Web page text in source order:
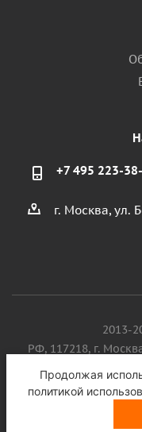
+7 495 223-
г. Москва, ул.
2013-
РФ, 117218, г.
Котловка, ул.
Продолжая
политикой